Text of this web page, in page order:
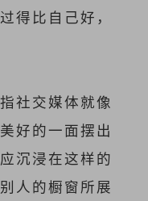
得比自己好，
社交媒体就像
好的一面摆出
沉浸在这样的
人的橱窗所展